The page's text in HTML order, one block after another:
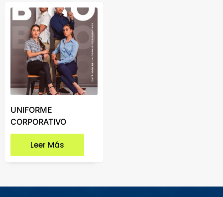
UNIFORME
CORPORATIVO
Leer Más